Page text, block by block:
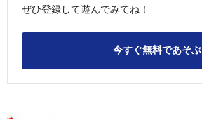
ぜひ登録して遊んでみてね！
今すぐ無料であそぶ